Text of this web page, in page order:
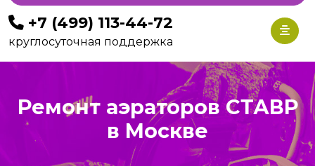
+7 (499) 113-44-72
круглосуточная поддержка
Ремонт аэраторов СТАВР
в Москве